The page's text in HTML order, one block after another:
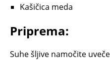
Kašičica meda
Priprema:
Suhe šljive namočite